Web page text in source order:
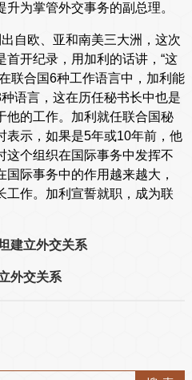
为掌管外交事务的副总理。
自欧、亚和南美三大洲，这次
首开纪录，用加利的话讲，“这
联合国6种工作语言中，加利能
语言，这在历任秘书长中也是
他的工作。加利就任联合国秘
表示，如果是5年或10年前，他
这个组织在国际事务中发挥不
际事务中的作用越来越大，
工作。加利宣誓就职，成为联
建立外交关系
外交关系